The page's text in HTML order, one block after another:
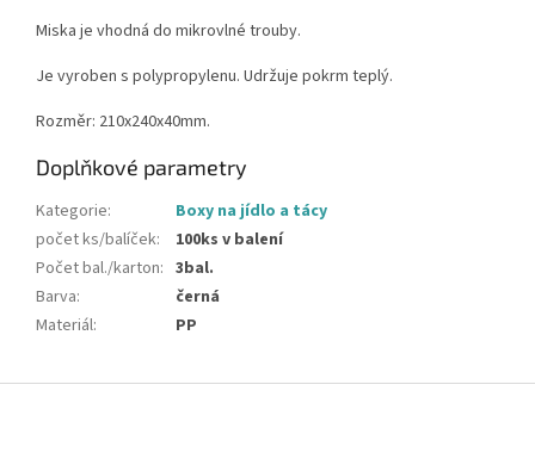
Miska je vhodná do mikrovlné trouby.
Je vyroben s polypropylenu. Udržuje pokrm teplý.
Rozměr: 210x240x40mm.
Doplňkové parametry
Kategorie:
Boxy na jídlo a tácy
počet ks/balíček:
100ks v balení
Počet bal./karton: 3bal.
Barva:
černá
Materiál: PP